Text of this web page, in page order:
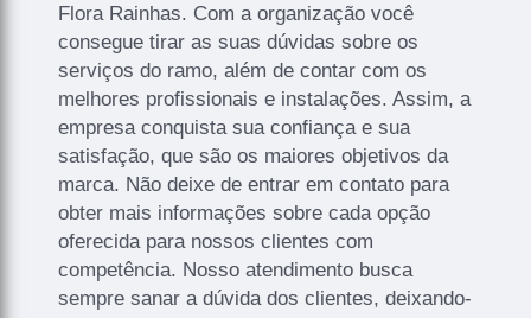
Flora Rainhas. Com a organização você
consegue tirar as suas dúvidas sobre os
serviços do ramo, além de contar com os
melhores profissionais e instalações. Assim, a
empresa conquista sua confiança e sua
satisfação, que são os maiores objetivos da
marca. Não deixe de entrar em contato para
obter mais informações sobre cada opção
oferecida para nossos clientes com
competência. Nosso atendimento busca
sempre sanar a dúvida dos clientes, deixando-